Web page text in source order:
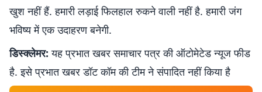
खुश नहीं हैं. हमारी लड़ाई फिलहाल रुकने वाली नहीं है. हमारी जंग
भविष्य में एक उदाहरण बनेगी.
डिस्क्लेमर: यह प्रभात खबर समाचार पत्र की ऑटोमेटेड न्यूज फीड
है. इसे प्रभात खबर डॉट कॉम की टीम ने संपादित नहीं किया है